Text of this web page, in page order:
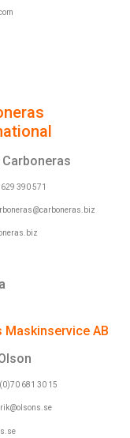
Carboneras
390 571
Maskinservice AB
681 30 15